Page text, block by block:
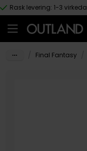
Hopp til
Rask levering: 1-3
Final Fantasy